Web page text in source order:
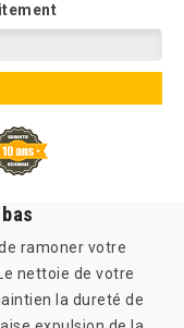
ramoner votre
nettoie de votre
la dureté de